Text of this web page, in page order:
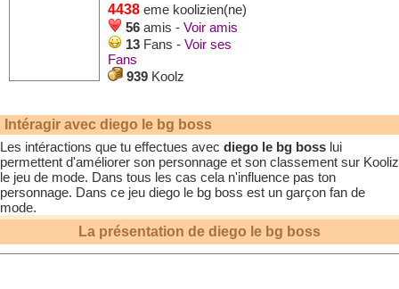
4438 eme koolizien(ne)
56 amis - Voir amis
13 Fans - Voir ses
Fans
939 Koolz
Intéragir avec diego le bg boss
Les intéractions que tu effectues avec diego le bg boss lui
permettent d'améliorer son personnage et son classement sur Kooliz
le jeu de mode. Dans tous les cas cela n'influence pas ton
personnage. Dans ce jeu diego le bg boss est un garçon fan de
mode.
La présentation de diego le bg boss